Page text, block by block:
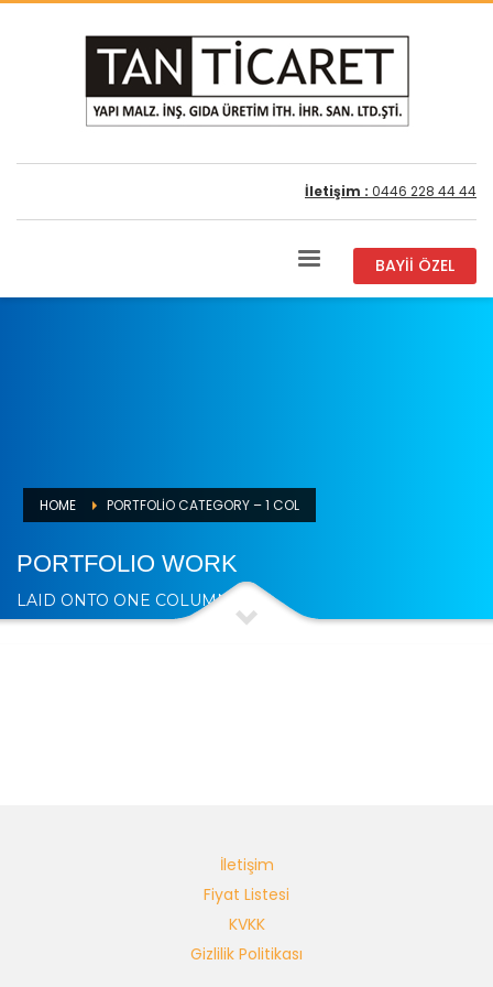
İletişim : 0446 228 44 44
BAYİİ ÖZEL
HOME PORTFOLIO CATEGORY – 1 COL
PORTFOLIO WORK
LAID ONTO ONE COLUMN
İletişim
Fiyat Listesi
KVKK
Gizlilik Politikası